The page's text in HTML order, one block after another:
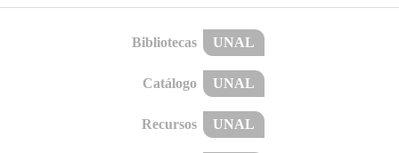
Bibliotecas UNAL
Catálogo UNAL
Recursos UNAL